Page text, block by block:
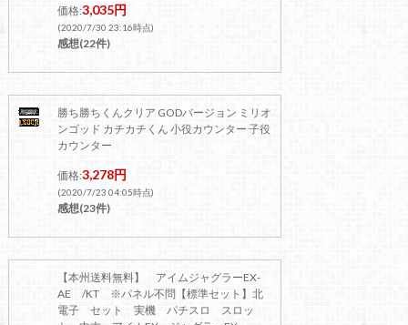
価格:3,035円
(2020/7/30 23:16時点)
感想(22件)
勝ち勝ちくんクリア GODバージョン ミリオ
ンゴッド カチカチくん 小役カウンター 子役
カウンター
価格:3,278円
(2020/7/23 04:05時点)
感想(23件)
【本州送料無料】 アイムジャグラーEX-
AE /KT ※パネル不問【標準セット】北
電子 セット 実機 パチスロ スロッ